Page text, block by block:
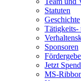
Statuten
Geschichte
Tätigkeits-
Sponsoren
Jetzt
MS-